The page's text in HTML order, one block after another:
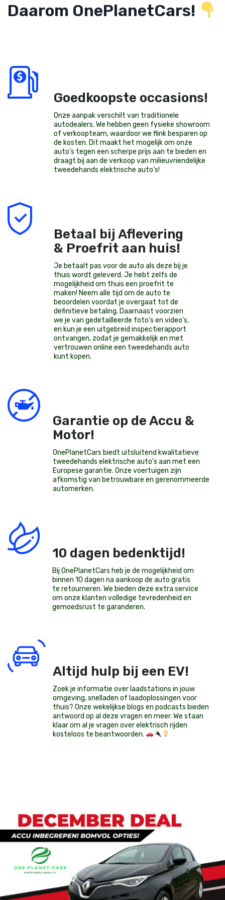
Daarom OnePlanetCars!
Goedkoopste occasions!
Onze aanpak verschilt van traditionele
autodealers. We hebben geen fysieke showroom
of verkoopteam, waardoor we flink besparen op
de kosten. Dit maakt het mogelijk om onze
auto’s tegen een scherpe prijs aan te bieden en
draagt bij aan de verkoop van milieuvriendelijke
tweedehands elektrische auto’s!
Betaal bij Aflevering
& Proefrit aan huis!
Je betaalt pas voor de auto als deze bij je
thuis wordt geleverd. Je hebt zelfs de
mogelijkheid om thuis een proefrit te
maken! Neem alle tijd om de auto te
beoordelen voordat je overgaat tot de
definitieve betaling. Daarnaast voorzien
we je van gedetailleerde foto’s en video’s,
en kun je een uitgebreid inspectierapport
ontvangen, zodat je gemakkelijk en met
vertrouwen online een tweedehands auto
kunt kopen.
Garantie op de Accu &
Motor!
OnePlanetCars biedt uitsluitend kwalitatieve
tweedehands elektrische auto’s aan met een
Europese garantie. Onze voertuigen zijn
afkomstig van betrouwbare en gerenommeerde
automerken.
10 dagen bedenktijd!
Bij OnePlanetCars heb je de mogelijkheid om
binnen 10 dagen na aankoop de auto gratis
te retourneren. We bieden deze extra service
om onze klanten volledige tevredenheid en
gemoedsrust te garanderen.
Altijd hulp bij een EV!
Zoek je informatie over laadstations in jouw
omgeving, snelladen of laadoplossingen voor
thuis? Onze wekelijkse blogs en podcasts bieden
antwoord op al deze vragen en meer. We staan
klaar om al je vragen over elektrisch rijden
kosteloos te beantwoorden.